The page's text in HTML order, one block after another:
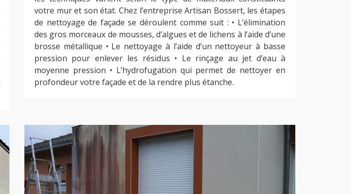
votre mur et son état. Chez l’entreprise Artisan Bossert, les étapes
de nettoyage de façade se déroulent comme suit : • L’élimination
des gros morceaux de mousses, d’algues et de lichens à l’aide d’une
brosse métallique • Le nettoyage à l’aide d’un nettoyeur à basse
pression pour enlever les résidus • Le rinçage au jet d’eau à
moyenne pression • L’hydrofugation qui permet de nettoyer en
profondeur votre façade et de la rendre plus étanche.